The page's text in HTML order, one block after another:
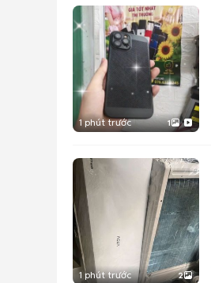
1 phút trước 1
1 phút trước 2